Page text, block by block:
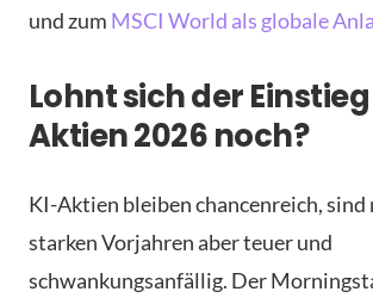
und zum MSCI World als globale
Lohnt sich der
Aktien 2026 noch?
KI-Aktien bleiben chancenreich, sind
starken Vorjahren aber teuer und
schwankungsanfällig. Der